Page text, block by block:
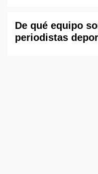
De qué equipo
periodistas